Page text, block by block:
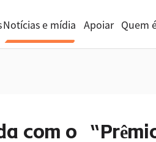
Notícias e mídia Apoiar Quem
com o